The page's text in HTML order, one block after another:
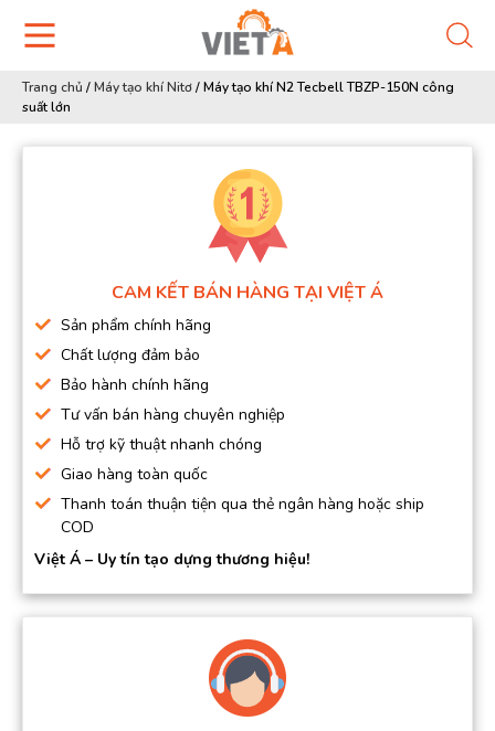
Trang chủ /Máy tạo khí Nitơ/Máy tạo khí N2 Tecbell TBZP-150N công
suất lớn
CAM KẾT BÁN HÀNG TẠI VIỆT Á
Sản phẩm chính hãng
Chất lượng đảm bảo
Bảo hành chính hãng
Tư vấn bán hàng chuyên nghiệp
Hỗ trợ kỹ thuật nhanh chóng
Giao hàng toàn quốc
Thanh toán thuận tiện qua thẻ ngân hàng hoặc ship
COD
Việt Á – Uy tín tạo dựng thương hiệu!